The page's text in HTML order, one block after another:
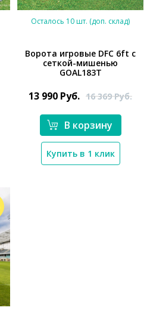
*}
Осталось 10 шт. (доп. склад)
Ворота игровые DFC 6ft с
сеткой-мишенью
GOAL183T
13 990 Руб. 16 369Руб.
В корзину
Купить в 1 клик